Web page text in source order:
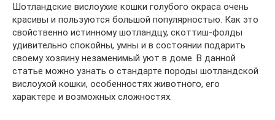
Шотландские вислоухие кошки голубого окраса очень
красивы и пользуются большой популярностью. Как это
свойственно истинному шотландцу, скоттиш-фолды
удивительно спокойны, умны и в состоянии подарить
своему хозяину незаменимый уют в доме. В данной
статье можно узнать о стандарте породы шотландской
вислоухой кошки, особенностях животного, его
характере и возможных сложностях.